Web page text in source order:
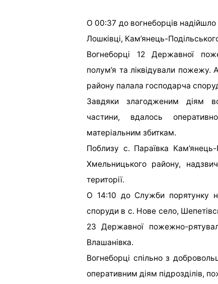
О 00:37 до вогнеборців
Лошківці, Кам’янець-
Вогнеборці 12 Державної
полум’я та ліквідували пожежу.
району палала господарча
Завдяки злагодженим діям
частини, вдалось
матеріальним збиткам.
Поблизу с. Параївка
Хмельницького району,
території.
О 14:10 до Служби порятунку
споруди в с. Нове село,
23 Державної пожежно-
Влашанівка.
Вогнеборці спільно з
оперативним діям підрозділів,